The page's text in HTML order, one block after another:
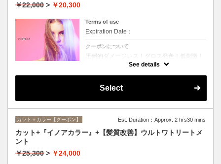
￥22,000 > ￥20,300
Terms of use
Expiration Date：
クーポンについて
圧倒的ダメージレス！グロス発色！低刺激！
匂いも残らない！全く新しい処方のイノアオ
イルカラーのセットメニュー☆シャンプー、
ブロー込み。※リタッチカラーの場合は
See details
Select
カット＋カラー【クーポン】 Est. Duration：Approx. 2 hrs30 mins
カット+『イノアカラー』+【髪質改善】ウルトワトリートメ
ント
￥25,300 > ￥24,000